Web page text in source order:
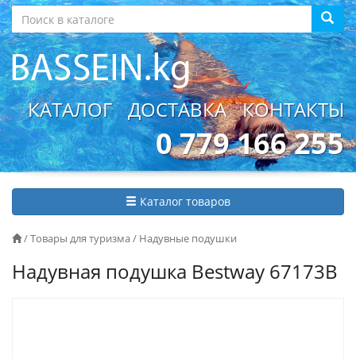
КАТАЛОГ ДОСТАВКА КОНТАКТЫ
0 779 166 255
Каталог товаров
/Товары для туризма/ Надувные подушки
Надувная подушка Bestway 67173B